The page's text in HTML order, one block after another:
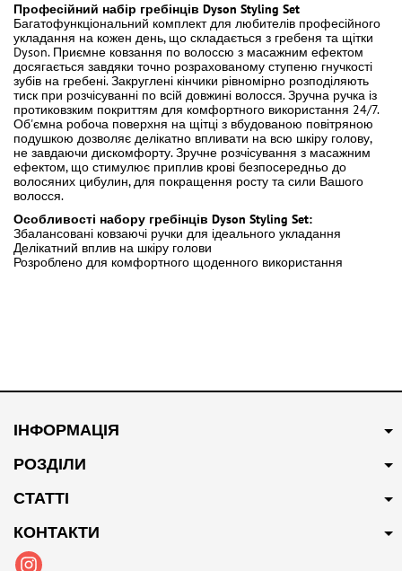
Професійний набір гребінців Dyson Styling Set
Багатофункціональний комплект для любителів професійного
укладання на кожен день, що складається з гребеня та щітки
Dyson. Приємне ковзання по волоссю з масажним ефектом
досягається завдяки точно розрахованому ступеню гнучкості
зубів на гребені. Закруглені кінчики рівномірно розподіляють
тиск при розчісуванні по всій довжині волосся. Зручна ручка із
протиковзким покриттям для комфортного використання 24/7.
Об'ємна робоча поверхня на щітці з вбудованою повітряною
подушкою дозволяє делікатно впливати на всю шкіру голову,
не завдаючи дискомфорту. Зручне розчісування з масажним
ефектом, що стимулює приплив крові безпосередньо до
волосяних цибулин, для покращення росту та сили Вашого
волосся.
Особливості набору гребінців Dyson Styling Set:
Збалансовані ковзаючі ручки для ідеального укладання
Делікатний вплив на шкіру голови
Розроблено для комфортного щоденного використання
ІНФОРМАЦІЯ
РОЗДІЛИ
СТАТТІ
КОНТАКТИ